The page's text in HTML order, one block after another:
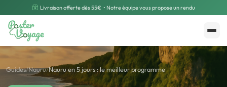
Livraison offerte dès 55€ • Notre équipe vous propose un rendu
Créer mon souvenir Polarsteps
Guides/Nauru/Nauru en 5 jours : le meilleur programme